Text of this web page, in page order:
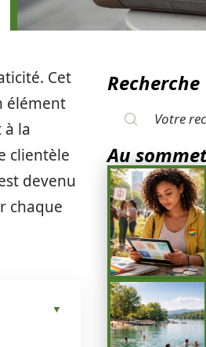
Cet
élément
à la
clientèle
devenu
chaque
Recherche
Au